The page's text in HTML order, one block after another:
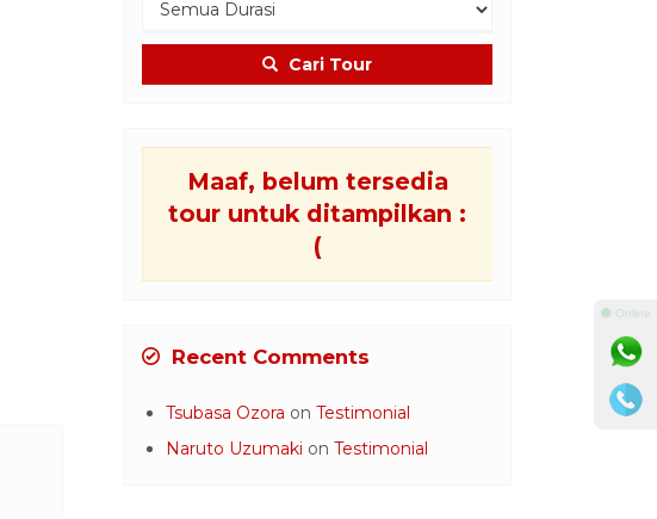
Cari Tour
Maaf, belum tersedia
tour untuk ditampilkan :
(
Recent Comments
Tsubasa Ozora on Testimonial
Naruto Uzumaki on Testimonial
⚫ Online